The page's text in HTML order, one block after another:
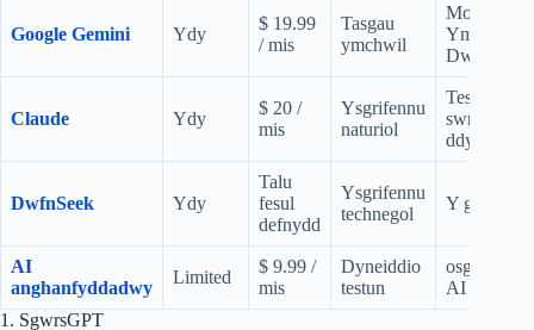
Google Gemini Ydy
$ 19.99
/ mis
Tasgau
ymchwil
Modd
Ymchwil
Dwfn
Claude Ydy
$ 20 /
mis
Ysgrifennu
naturiol
Testun sy'n
swnio'n
ddynol
DwfnSeek Ydy
Talu
fesul
defnydd
Ysgrifennu
technegol
Y gost isaf
AI
anghanfyddadwy
Limited
$ 9.99 /
mis
Dyneiddio
testun
osgoi
AI
1. SgwrsGPT